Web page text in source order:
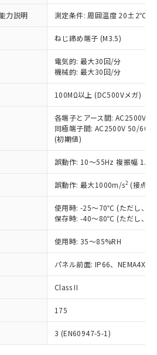
力説明 測定条件: 周囲温度 20±2℃、
ねじ締め端子 (M3.5)
電気的: 最大30回/分
機械的: 最大30回/分
100MΩ以上 (DC500Vメガ)
各端子とアース間: AC2500V
同極端子間: AC2500V 50/
(初期値)
誤動作: 10～55Hz 複振幅
誤動作: 最大1000m/s2 (接点
使用時: -25～70℃ (ただし、氷
保存時: -40～80℃ (ただし、氷
使用時: 35～85%RH
パネル前面: IP66、NEMA4X,
Class II
175
3 (EN60947-5-1)
読みいただき、同意のうえ
は、当社制御機器事業取扱
在庫状況および標準価格
器事業取扱商品の中には、
の対象外となる商品もある
承ください。
よび標準価格照会結果は、
る更新日時点での社内デー
作成されるものであり、閲
点での実際の在庫および標
異なる場合があることをご
状況および標準価格はお客
先、またはお客様担当のオ
機器販売店・当社販売員に
御機器販売店や当社販売拠
ネットワーク
」をご確認
よび標準価格結果を当社の
なく第三者に漏洩または開
機能（部品リスト作成サー
EU RoHS指令（10物質）の
の商品で、対応品を出す予
EU RoHS指令（10物質）の
を調査中または確認中の
センス料など無形物で、有
のない商品です。
有品と判明した場合などや
ることがあります。
以下、ポリ臭化ビフェニル
下、ポリ臭化ジフェニルエーテル類
、フタル酸ビス(2-エチルヘキシ
1000ppm以下、フタル酸ブチ
1000ppm以下、フタル酸ジブチル
以下、フタル酸ジイソブチル
４物質については閾値を超える意
とを確認しています。
替え状況などにより、予定
があります。
表
材料含有率が中国RoHSの
ことを示します。
材料含有率が中国RoHSの
いることを示します。
です。当社販売部門へお問
基準値 (GB/T26572)：
Hg(水銀) : 1000ppm、 Cd(カドミウ
1000ppm、 PBBs(ポリ臭化ビフェ
PBDEs(ポリ臭化ジフェニルエーテ
ル) : 1000ppm、 DIBP(フタル酸ジ
、 BBP(フタル酸ブチルベンジ
(2-エチルヘキシル)) : 1000ppm
期限
（10物質）のすべてが基
ことを示します。
使用状況下において有害物
し、環境に深刻な影響を
れら貴社製品のうち、外国
外国貿易法に定める商品
制貨物等」という）を輸出
への提供する場合は、日本
出許可(または役務取引許
するなどの必要な手続きを
貨物を破棄する場合は、完
るなど、違法に輸出されな
な手段を講じます。
器、生物兵器またはその他
これらの製造装置等に一切
せん。
社製品を第三者に販売する
記1、2および3の内容を当
通知します。また当社は、
び販売に係わる関係者が違
るおそれがある場合は、取
以上の在庫あり
には満たないが在庫あり
し(最新の在庫状況につ
、お客様のお取引先、ま
客様担当のオムロン制御
売店・当社販売員にご確
い)
産機種、また在庫状況の